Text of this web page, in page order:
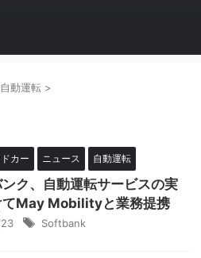
自動運転 >
カー ニュース 自動運転
ク、自動運転サービスの実
てMay Mobilityと業務提携
Softbank